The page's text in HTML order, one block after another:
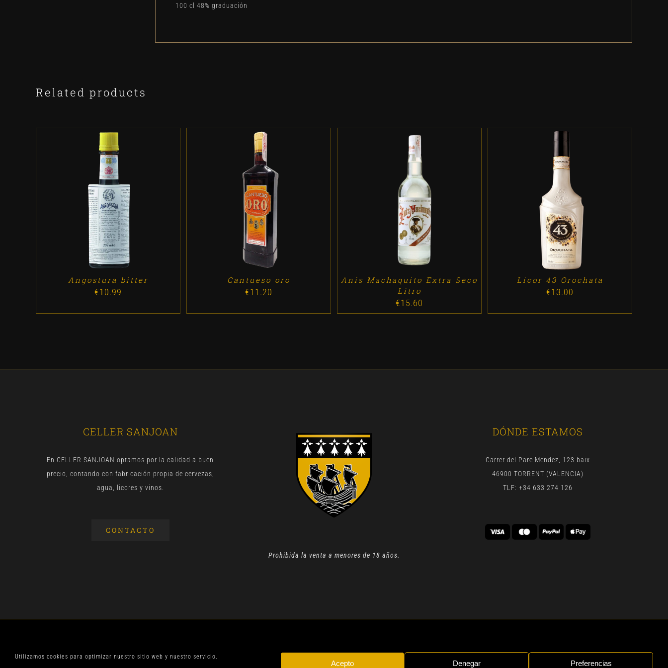
Utilizamos cookies para optimizar nuestro sitio web y nuestro servicio.
Acepto Denegar Preferencias
100 cl 48% graduación
Related products
ADD TO CART / DETALLES
Angostura bitter
€10.99
ADD TO CART /
Cantueso oro
€11.20
ADD TO CART / DETALLES
Anis Machaquito Extra Seco
Litro
€15.60
ADD TO CART / DETALLES
Licor 43 Orochata
€13.00
CELLER SANJOAN
En CELLER SANJOAN optamos por la calidad a buen
precio, contando con fabricación propia de cervezas,
agua, licores y vinos.
CONTACTO
Prohibida la venta a menores de 18 años.
DÓNDE ESTAMOS
Carrer del Pare Mendez, 123 baix
46900 TORRENT (VALENCIA)
TLF: +34 633 274 126
AVISO LEGAL| TODOS LOS DERECHOS RESERVADOS | BYGEN DIGITAL